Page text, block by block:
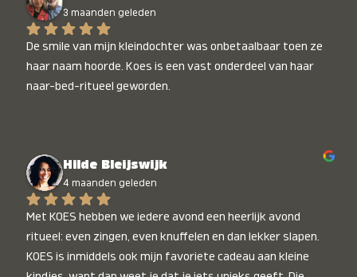
3 maanden geleden
De smile van mijn kleindochter was onbetaalbaar toen ze
haar naam hoorde. Koes is een vast onderdeel van haar
naar-bed-ritueel geworden.
Hilde Bleijswijk
4 maanden geleden
Met KOES hebben we iedere avond een heerlijk avond
ritueel: even zingen, even knuffelen en dan lekker slapen.
KOES is inmiddels ook mijn favoriete cadeau aan kleine